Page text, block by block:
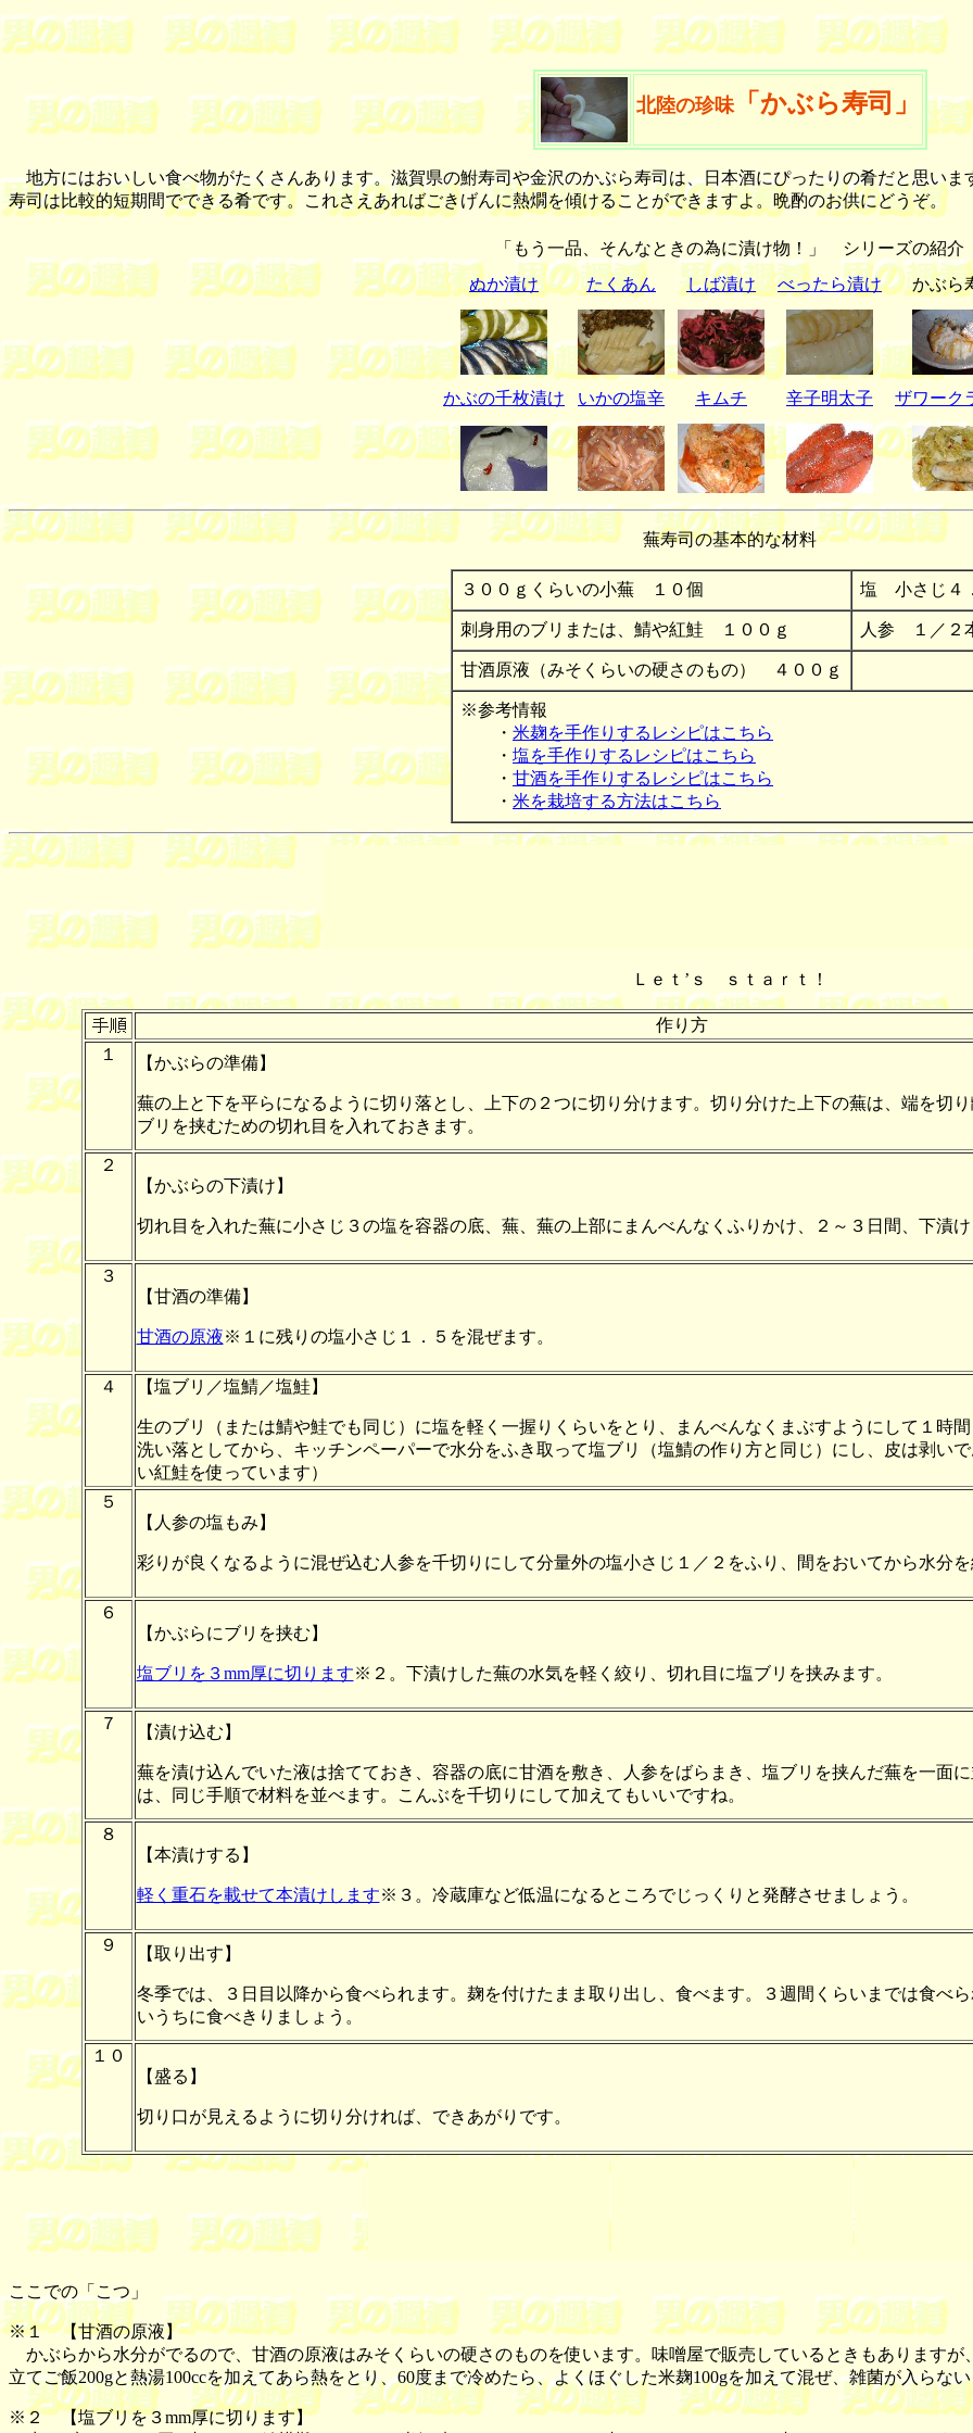
北陸の珍味「かぶら寿司」
地方にはおいしい食べ物がたくさんあります。滋賀県の鮒寿司や金沢のかぶら寿司は、日本酒にぴったりの肴だと思い
寿司は比較的短期間でできる肴です。これさえあればごきげんに熱燗を傾けることができますよ。晩酌のお供にどうぞ。
「もう一品、そんなときの為に漬け物！」 シリーズの紹介
ぬか漬け
たくあん しば漬け べったら漬け かぶら
かぶの千枚漬け いかの塩辛 キムチ 辛子明太子 ザワーク
蕪寿司の基本的な材料
３００ｇくらいの小蕪 １０個 塩 小さじ４
刺身用のブリまたは、鯖や紅鮭 １００ｇ 人参 １／２
甘酒原液（みそくらいの硬さのもの） ４００ｇ
※参考情報
・ 米麹を手作りするレシピはこちら
・ 塩を手作りするレシピはこちら
・ 甘酒を手作りするレシピはこちら
・ 米を栽培する方法はこちら
Ｌｅｔ’ｓ ｓｔａｒｔ！
作り方
１
【かぶらの準備】
蕪の上と下を平らになるように切り落とし、上下の２つに切り分けます。切り分けた上下の蕪は、端を切
ブリを挟むための切れ目を入れておきます。
２
【かぶらの下漬け】
切れ目を入れた蕪に小さじ３の塩を容器の底、蕪、蕪の上部にまんべんなくふりかけ、２～３日間、下漬
３
【甘酒の準備】
甘酒の原液※１に残りの塩小さじ１．５を混ぜます。
４ 【塩ブリ／塩鯖／塩鮭】
生のブリ（または鯖や鮭でも同じ）に塩を軽く一握りくらいをとり、まんべんなくまぶすようにして１時
洗い落としてから、キッチンペーパーで水分をふき取って塩ブリ（塩鯖の作り方と同じ）にし、皮は剥い
い紅鮭を使っています）
５
【人参の塩もみ】
彩りが良くなるように混ぜ込む人参を千切りにして分量外の塩小さじ１／２をふり、間をおいてから水分
６
【かぶらにブリを挟む】
塩ブリを３mm厚に切ります※２。下漬けした蕪の水気を軽く絞り、切れ目に塩ブリを挟みます。
７ 【漬け込む】
蕪を漬け込んでいた液は捨てておき、容器の底に甘酒を敷き、人参をばらまき、塩ブリを挟んだ蕪を一面
は、同じ手順で材料を並べます。こんぶを千切りにして加えてもいいですね。
８
【本漬けする】
軽く重石を載せて本漬けします※３。冷蔵庫など低温になるところでじっくりと発酵させましょう。
９ 【取り出す】
冬季では、３日目以降から食べられます。麹を付けたまま取り出し、食べます。３週間くらいまでは食べ
いうちに食べきりましょう。
１０
【盛る】
切り口が見えるように切り分ければ、できあがりです。
ここでの「こつ」
※１ 【甘酒の原液】
かぶらから水分がでるので、甘酒の原液はみそくらいの硬さのものを使います。味噌屋で販売しているときもあります
立てご飯200gと熱湯100ccを加えてあら熱をとり、60度まで冷めたら、よくほぐした米麹100gを加えて混ぜ、雑菌が入らな
※２ 【塩ブリを３mm厚に切ります】